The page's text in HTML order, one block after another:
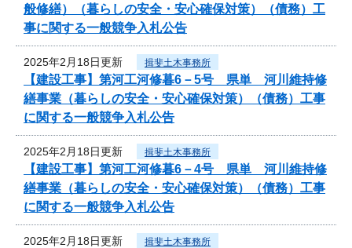
般修繕）（暮らしの安全・安心確保対策）（債務）工
事に関する一般競争入札公告
2025年2月18日更新 揖斐土木事務所
【建設工事】第河工河修暮6－5号 県単 河川維持修
繕事業（暮らしの安全・安心確保対策）（債務）工事
に関する一般競争入札公告
2025年2月18日更新 揖斐土木事務所
【建設工事】第河工河修暮6－4号 県単 河川維持修
繕事業（暮らしの安全・安心確保対策）（債務）工事
に関する一般競争入札公告
2025年2月18日更新 揖斐土木事務所